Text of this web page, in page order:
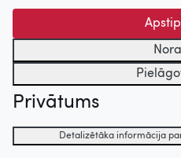
Privātums
Detalizētāka informācija